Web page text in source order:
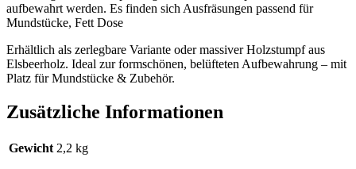
aufbewahrt werden. Es finden sich Ausfräsungen passend für
Mundstücke, Fett Dose
Erhältlich als zerlegbare Variante oder massiver Holzstumpf aus
Elsbeerholz. Ideal zur formschönen, belüfteten Aufbewahrung – mit
Platz für Mundstücke & Zubehör.
Zusätzliche Informationen
Gewicht 2,2 kg